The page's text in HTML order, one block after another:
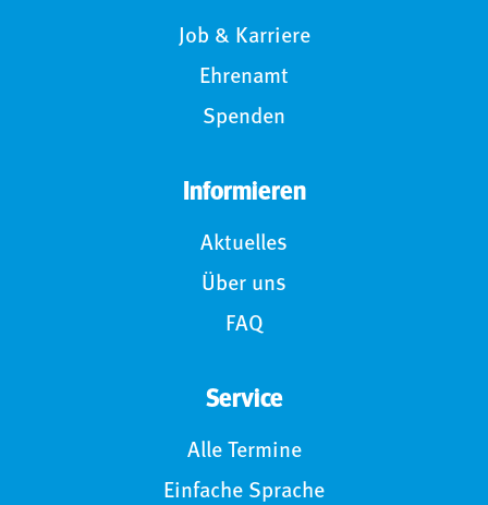
Job & Karriere
Ehrenamt
Spenden
Informieren
Aktuelles
Über uns
FAQ
Service
Alle Termine
Einfache Sprache